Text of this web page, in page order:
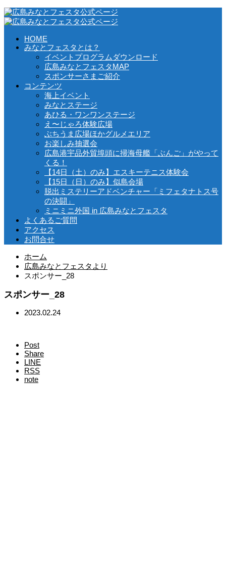
HOME
みなとフェスタとは？
イベントプログラムダウンロード
広島みなとフェスタMAP
スポンサーさまご紹介
コンテンツ
海上イベント
みなとステージ
あひる・ワンワンステージ
え〜じゃろ体験広場
ぶちうま広場ほかグルメエリア
お楽しみ抽選会
広島港宇品外貿埠頭に掃海母艦「ぶんご」がやって
くる！
【14日（土）のみ】エスキーテニス体験会
【15日（日）のみ】似島会場
脱出ミステリーアドベンチャー「ミフェタナトス号
の決闘」
ミニミニ外国 in 広島みなとフェスタ
よくあるご質問
アクセス
お問合せ
ホーム
広島みなとフェスタより
スポンサー_28
スポンサー_28
2023.02.24
Post
Share
LINE
RSS
note